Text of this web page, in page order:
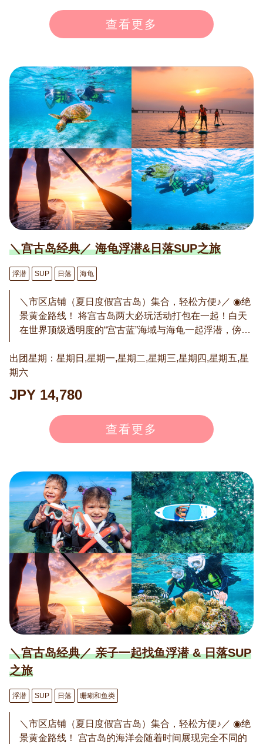
次参加！凭借我们的经验和成绩，必将实现与海龟相遇
的感动。 ※“免费再挑战”条件：如果团队中有人看到海
龟，或因个人原因未看到，则不发放再挑战券。有效期
税） → 13,360日元（含税） ※7月-9月：14,460日元
（含税） ※1月-2月不举办。
查看更多
＼宫古岛经典／ 海龟浮潜&日落SUP之旅
浮潜 SUP 日落 海龟
＼市区店铺（夏日度假宫古岛）集合，轻松方便♪／ ◉绝
景黄金路线！ 将宫古岛两大必玩活动打包在一起！白天
在世界顶级透明度的“宫古蓝”海域与海龟一起浮潜，傍晚
景，绝对不容错过的经典行程！ ◉体力不足也没问题！
我们的SUP行程不仅可以单人划桨，还可以两人同乘一
让伙伴划桨，而您专注于拍照和欣赏风景！ ◉免费再挑
战！ 虽然遭遇率很高，但潮汐、水温、海龟状态等因素
可能导致偶尔无法遇见。如果没看到海龟，可免费再次
参加！凭借我们的经验和成绩，必将实现与海龟相遇的
或因个人原因未看到，则不发放再挑战券。有效期为1
年，需自行重新预约。 通常价格：18,000日元（含税）
→ 双人骑乘：14,230日元 → 单人骑乘：15,230日元 ※7
月-9月：双人14,780日元，单人15,780日元 ※价格均为
每人。 ※1月-2月不举办。
出团星期：星期日,星期一,星期二,星期三,星期四,星期五,星
期六
JPY 14,780
查看更多
＼宫古岛经典／ 亲子一起找鱼浮潜 & 日落SUP
之旅
浮潜 SUP 日落 珊瑚和鱼类
＼市区店铺（夏日度假宫古岛）集合，轻松方便♪／ ◉绝
景黄金路线！ 宫古岛的海洋会随着时间展现完全不同的